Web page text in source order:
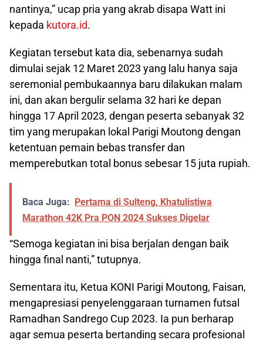
nantinya,” ucap pria yang akrab disapa Watt ini
kepada kutora.id.
Kegiatan tersebut kata dia, sebenarnya sudah
dimulai sejak 12 Maret 2023 yang lalu hanya saja
seremonial pembukaannya baru dilakukan malam
ini, dan akan bergulir selama 32 hari ke depan
hingga 17 April 2023, dengan peserta sebanyak 32
tim yang merupakan lokal Parigi Moutong dengan
ketentuan pemain bebas transfer dan
memperebutkan total bonus sebesar 15 juta rupiah.
Baca Juga: Pertama di Sulteng, Khatulistiwa
Marathon 42K Pra PON 2024 Sukses Digelar
“Semoga kegiatan ini bisa berjalan dengan baik
hingga final nanti,” tutupnya.
Sementara itu, Ketua KONI Parigi Moutong, Faisan,
mengapresiasi penyelenggaraan turnamen futsal
Ramadhan Sandrego Cup 2023. Ia pun berharap
agar semua peserta bertanding secara profesional